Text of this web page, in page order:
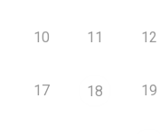
10 11 12
17 18 19